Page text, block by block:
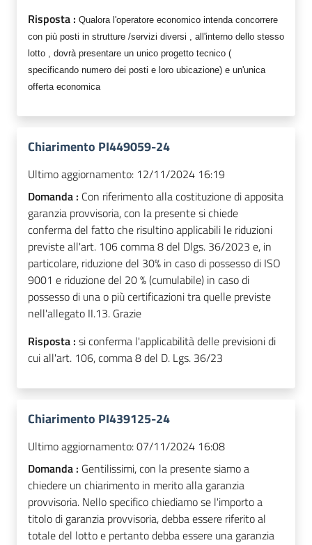
Risposta : Qualora l'operatore economico intenda concorrere
con più posti in strutture /servizi diversi , all'interno dello stesso
lotto , dovrà presentare un unico progetto tecnico (
specificando numero dei posti e loro ubicazione) e un'unica
offerta economica
Chiarimento PI449059-24
Ultimo aggiornamento: 12/11/2024 16:19
Domanda : Con riferimento alla costituzione di apposita
garanzia provvisoria, con la presente si chiede
conferma del fatto che risultino applicabili le riduzioni
previste all'art. 106 comma 8 del Dlgs. 36/2023 e, in
particolare, riduzione del 30% in caso di possesso di ISO
9001 e riduzione del 20 % (cumulabile) in caso di
possesso di una o più certificazioni tra quelle previste
nell'allegato II.13. Grazie
Risposta : si conferma l'applicabilità delle previsioni di
cui all'art. 106, comma 8 del D. Lgs. 36/23
Chiarimento PI439125-24
Ultimo aggiornamento:07/11/2024 16:08
Domanda : Gentilissimi, con la presente siamo a
chiedere un chiarimento in merito alla garanzia
provvisoria. Nello specifico chiediamo se l'importo a
titolo di garanzia provvisoria, debba essere riferito al
totale del lotto e pertanto debba essere una garanzia